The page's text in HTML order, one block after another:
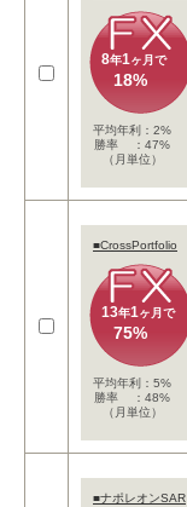
8年1ヶ月で
18%
平均年利：2%
勝率 ：47%
（月単位）
■CrossPortfolio
13年1ヶ月で
75%
平均年利：5%
勝率 ：48%
（月単位）
■ナポレオンSAR